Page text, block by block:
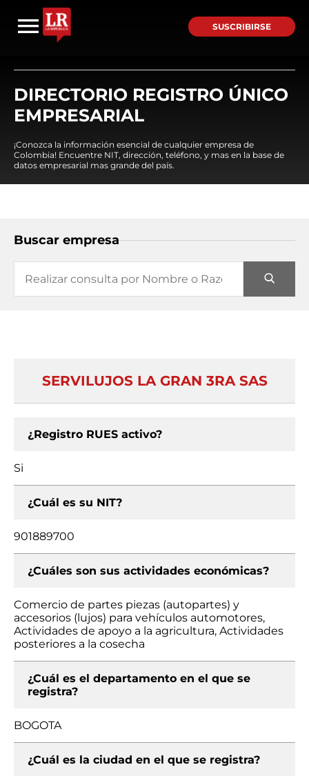
SUSCRIBIRSE
DIRECTORIO REGISTRO ÚNICO
EMPRESARIAL
¡Conozca la información esencial de cualquier empresa de
Colombia! Encuentre NIT, dirección, teléfono, y mas en la base de
datos empresarial mas grande del país.
Buscar empresa
SERVILUJOS LA GRAN 3RA SAS
¿Registro RUES activo?
Si
¿Cuál es su NIT?
901889700
¿Cuáles son sus actividades económicas?
Comercio de partes piezas (autopartes) y
accesorios (lujos) para vehículos automotores,
Actividades de apoyo a la agricultura, Actividades
posteriores a la cosecha
¿Cuál es el departamento en el que se
registra?
BOGOTA
¿Cuál es la ciudad en el que se registra?